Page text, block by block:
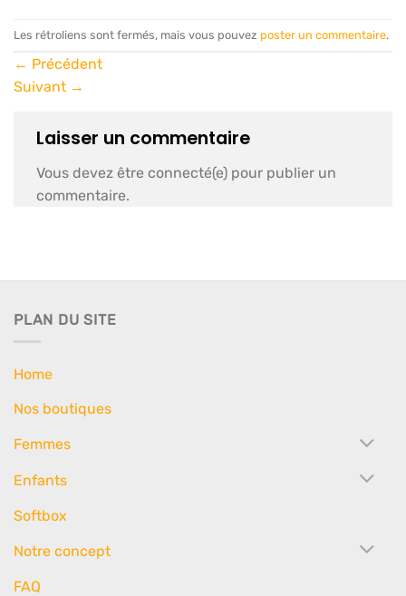
Les rétroliens sont fermés, mais vous pouvez poster un commentaire.
← Précédent
Suivant →
Laisser un commentaire
Vous devez être connecté(e) pour publier un
commentaire.
PLAN DU SITE
Home
Nos boutiques
Femmes
Enfants
Softbox
Notre concept
FAQ